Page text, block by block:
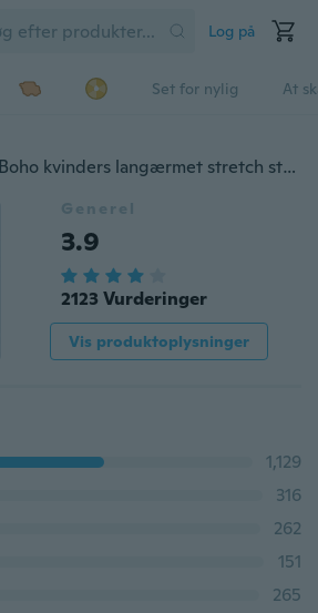
Log på
Set for nylig At
Overdimensioneret Boho kvinders langærmet stretch strandfest lang fuld maxikjole plus størrelse
Generel
3.9
2123 Vurderinger
Vis produktoplysninger
1,129
316
262
151
265